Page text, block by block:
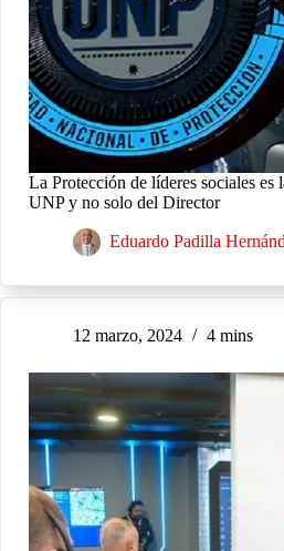
La Protección de líderes sociales es
UNP y no solo del Director
Eduardo Padilla
12 marzo, 2024 4 mins